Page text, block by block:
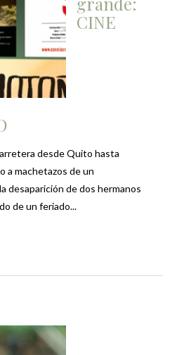
CINE
desde Quito hasta
a machetazos de un
desaparición de dos hermanos
de un feriado...